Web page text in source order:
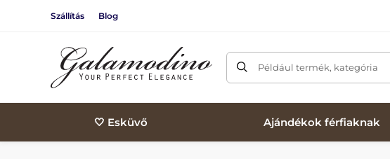
Szállítás Blog
Például termék, kategória
🤍 Esküvő Ajándékok férfiaknak